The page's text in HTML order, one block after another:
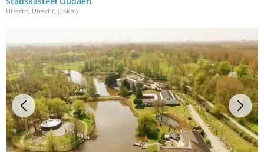
Utrecht, Utrecht , (26km)